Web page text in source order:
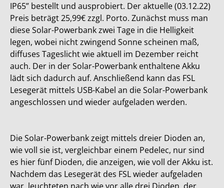
IP65” bestellt und ausprobiert. Der aktuelle (03.12.22)
Preis beträgt 25,99€ zzgl. Porto. Zunächst muss man
diese Solar-Powerbank zwei Tage in die Helligkeit
legen, wobei nicht zwingend Sonne scheinen maß,
diffuses Tageslicht wie aktuell im Dezember reicht
auch. Der in der Solar-Powerbank enthaltene Akku
lädt sich dadurch auf. Anschließend kann das FSL
Lesegerät mittels USB-Kabel an die Solar-Powerbank
angeschlossen und wieder aufgeladen werden.
Die Solar-Powerbank zeigt mittels dreier Dioden an,
wie voll sie ist, vergleichbar einem Pedelec, nur sind
es hier fünf Dioden, die anzeigen, wie voll der Akku ist.
Nachdem das Lesegerät des FSL wieder aufgeladen